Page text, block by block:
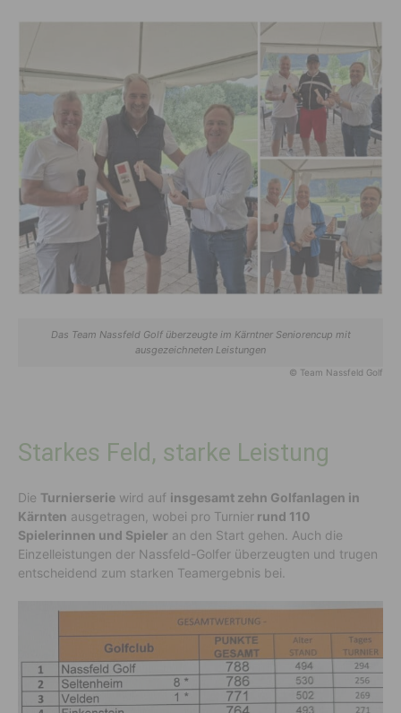
Das Team Nassfeld Golf überzeugte im Kärntner Seniorencup mit
ausgezeichneten Leistungen
© Team Nassfeld Golf
Starkes Feld, starke Leistung
Die Turnierserie wird auf insgesamt zehn Golfanlagen in
Kärnten ausgetragen, wobei pro Turnier rund 110
Spielerinnen und Spieler an den Start gehen. Auch die
Einzelleistungen der Nassfeld-Golfer überzeugten und trugen
entscheidend zum starken Teamergebnis bei.